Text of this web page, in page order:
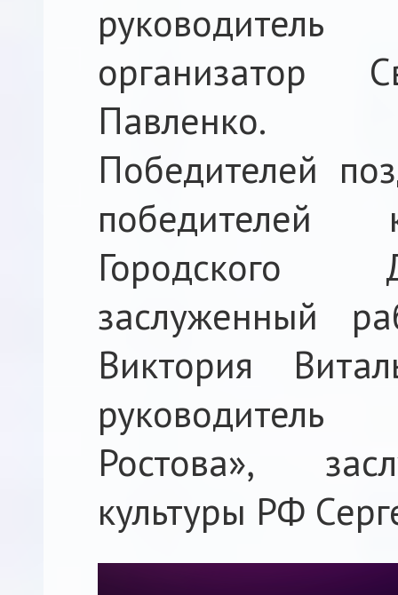
организатор
Павленко.
Победителей
победителей
Городского
заслуженный
Виктория
Ростова»,
культуры РФ